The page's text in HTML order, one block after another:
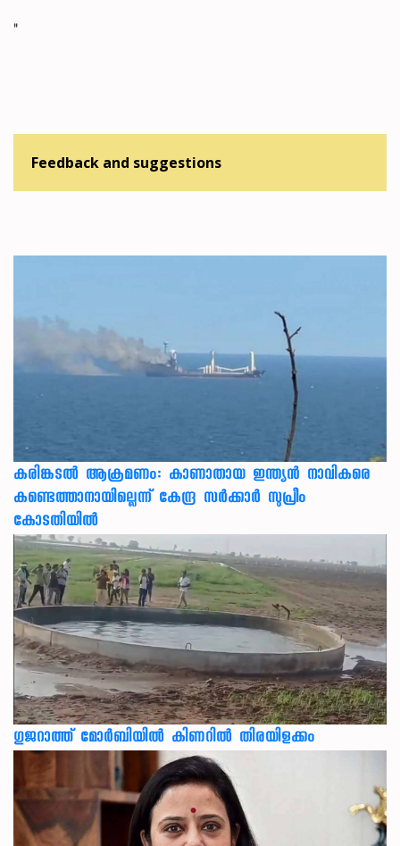
"
Feedback and suggestions
കരിങ്കടൽ ആക്രമണം: കാണാതായ ഇന്ത്യൻ നാവികരെ
കണ്ടെത്താനായില്ലെന്ന് കേന്ദ്ര സർക്കാർ സുപ്രീം
കോടതിയിൽ
ഗുജറാത്ത് മോർബിയിൽ കിണറിൽ തിരയിളക്കം